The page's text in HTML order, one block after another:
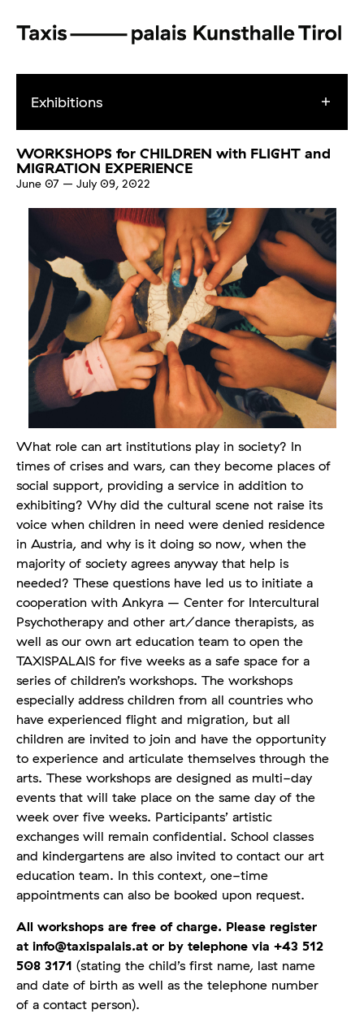
Exhibitions
WORKSHOPS for CHILDREN with FLIGHT and
MIGRATION EXPERIENCE
June 07 – July 09, 2022
What role can art institutions play in society? In
times of crises and wars, can they become places of
social support, providing a service in addition to
exhibiting? Why did the cultural scene not raise its
voice when children in need were denied residence
in Austria, and why is it doing so now, when the
majority of society agrees anyway that help is
needed? These questions have led us to initiate a
cooperation with Ankyra – Center for Intercultural
Psychotherapy and other art/dance therapists, as
well as our own art education team to open the
TAXISPALAIS for five weeks as a safe space for a
series of children’s workshops. The workshops
especially address children from all countries who
have experienced flight and migration, but all
children are invited to join and have the opportunity
to experience and articulate themselves through the
arts. These workshops are designed as multi-day
events that will take place on the same day of the
week over five weeks. Participants’ artistic
exchanges will remain confidential. School classes
and kindergartens are also invited to contact our art
education team. In this context, one-time
appointments can also be booked upon request.
All workshops are free of charge. Please register
at info@taxispalais.at or by telephone via +43 512
508 3171 (stating the child’s first name, last name
and date of birth as well as the telephone number
of a contact person).